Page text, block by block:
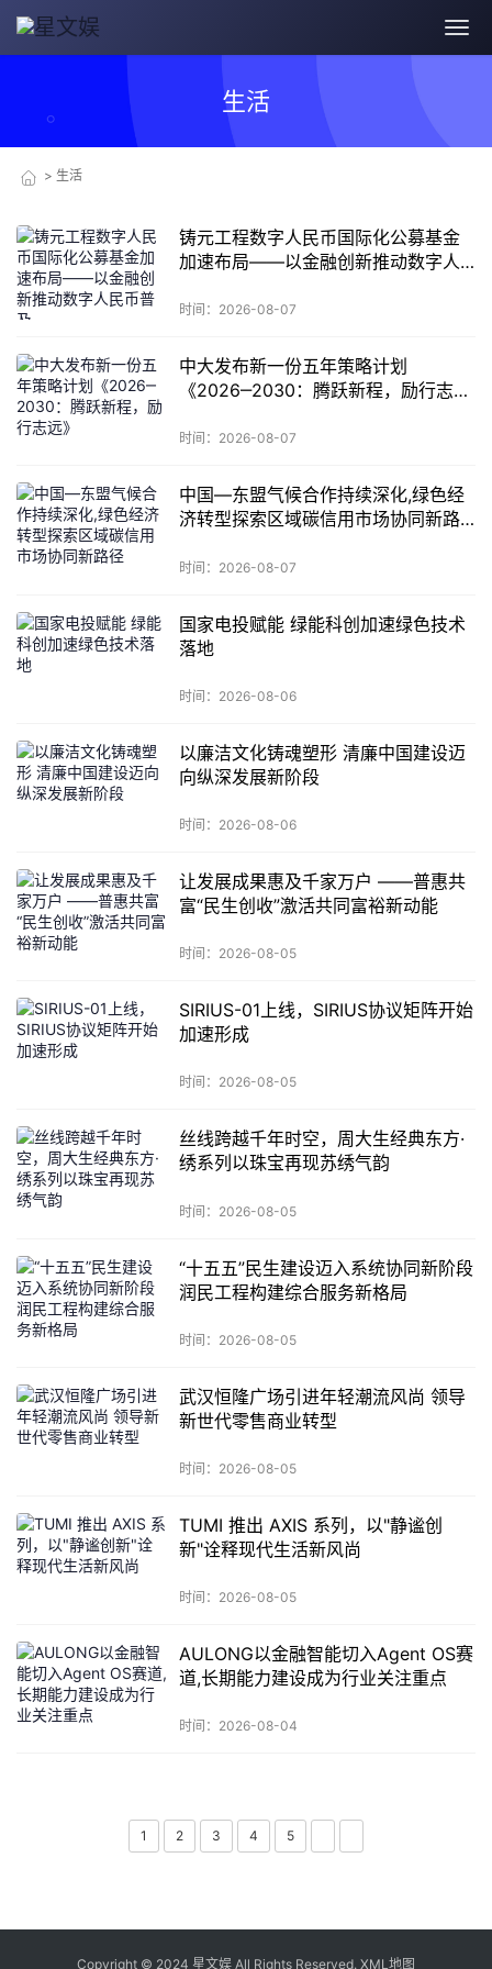
生活
> 生活
铸元工程数字人民币国际化公募基金
加速布局——以金融创新推动数字人
时间：2026-08-07
中大发布新一份五年策略计划
《2026‒2030：腾跃新程，励行志
时间：2026-08-07
中国—东盟气候合作持续深化,绿色经
济转型探索区域碳信用市场协同新路
时间：2026-08-07
国家电投赋能 绿能科创加速绿色技术
落地
时间：2026-08-06
以廉洁文化铸魂塑形 清廉中国建设迈
向纵深发展新阶段
时间：2026-08-06
让发展成果惠及千家万户 ——普惠共
富“民生创收”激活共同富裕新动能
时间：2026-08-05
SIRIUS-01上线，SIRIUS协议矩阵开始
加速形成
时间：2026-08-05
丝线跨越千年时空，周大生经典东方·
绣系列以珠宝再现苏绣气韵
时间：2026-08-05
“十五五”民生建设迈入系统协同新阶段
润民工程构建综合服务新格局
时间：2026-08-05
武汉恒隆广场引进年轻潮流风尚 领导
新世代零售商业转型
时间：2026-08-05
TUMI 推出 AXIS 系列，以"静谧创
新"诠释现代生活新风尚
时间：2026-08-05
AULONG以金融智能切入Agent OS赛
道,长期能力建设成为行业关注重点
时间：2026-08-04
1 2 3 4 5
Copyright © 2024 星文娱 All Rights Reserved. XML地图